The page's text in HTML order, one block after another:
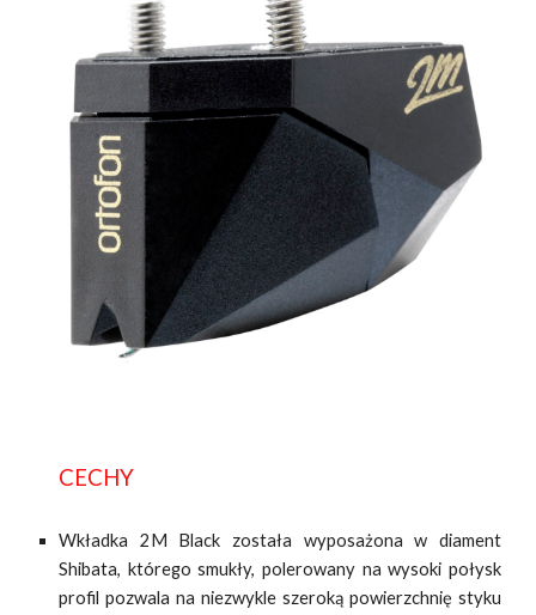
CECHY
Wkładka 2M Black została wyposażona w diament
Shibata, którego smukły, polerowany na wysoki połysk
profil pozwala na niezwykle szeroką powierzchnię styku